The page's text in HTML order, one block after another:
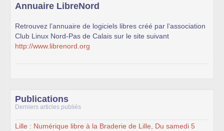
Annuaire LibreNord
Retrouvez l’annuaire de logiciels libres créé par l’association
Club Linux Nord-Pas de Calais sur le site suivant
http://www.librenord.org
Publications
Derniers articles publiés
Lille : Numérique libre à la Braderie de Lille, Du samedi 5